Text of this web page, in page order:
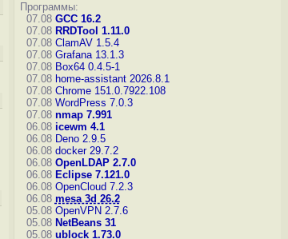
Программы:
07.08 GCC 16.2
07.08 RRDTool 1.11.0
07.08 ClamAV 1.5.4
07.08 Grafana 13.1.3
07.08 Box64 0.4.5-1
07.08 home-assistant 2026.8.1
07.08 Chrome 151.0.7922.108
07.08 WordPress 7.0.3
07.08 nmap 7.991
06.08 icewm 4.1
06.08 Deno 2.9.5
06.08 docker 29.7.2
06.08 OpenLDAP 2.7.0
06.08 Eclipse 7.121.0
06.08 OpenCloud 7.2.3
06.08 mesa 3d 26.2
05.08 OpenVPN 2.7.6
05.08 NetBeans 31
05.08 ublock 1.73.0